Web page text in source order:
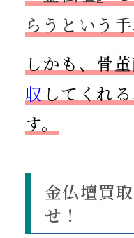
らうという
しかも、骨
収 してくれ
す。
金仏壇買
せ！